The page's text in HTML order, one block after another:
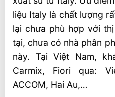
liệu Italy là chất lượng
lại chưa phù hợp với
tại, chưa có nhà phân
này. Tại Việt Nam,
Carmix, Fiori qua:
ACCOM, Hai Au,…